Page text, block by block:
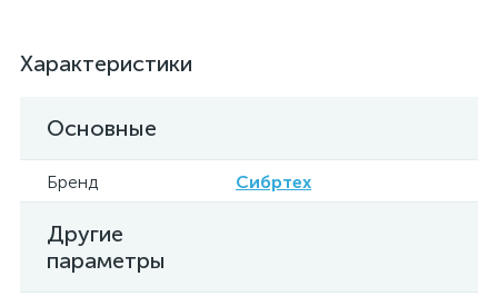
Характеристики
Основные
Бренд Сибртех
Другие
параметры